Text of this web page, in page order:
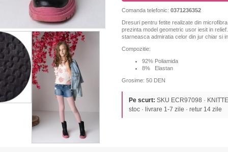
Comanda telefonic: 0371236352
Dresuri pentru fetite realizate din
prezinta model geometric usor iesit in
starneasca admiratia celor din jur chiar si
Compozitie:
92% Poliamida
8% Elastan
Grosime: 50 DEN
Pe scurt: SKU ECR97098 ·
stoc · livrare 1-7 zile · retur 14 zile